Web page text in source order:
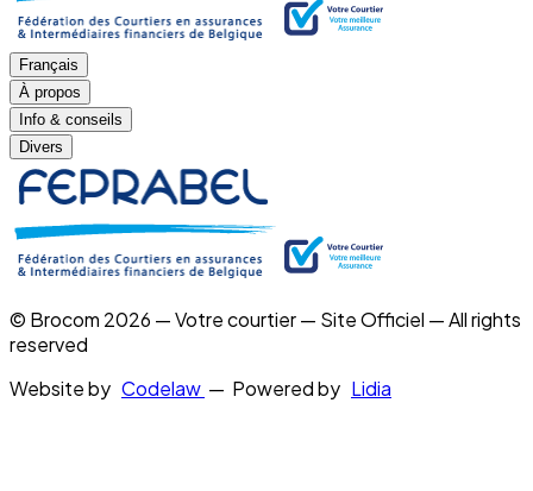
Français
À propos
Info & conseils
Divers
© Brocom 2026 — Votre courtier — Site Officiel — All rights
reserved
Website by Codelaw — Powered by Lidia